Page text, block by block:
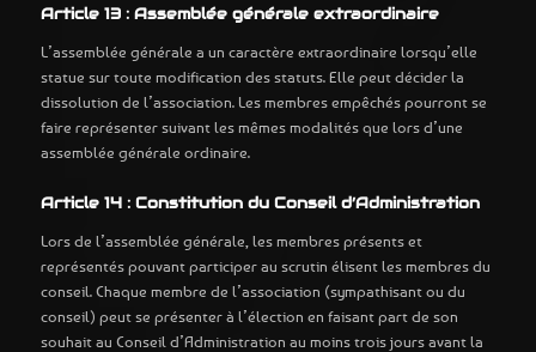
Article 13 : Assemblée générale extraordinaire
L’assemblée générale a un caractère extraordinaire lorsqu’elle
statue sur toute modification des statuts. Elle peut décider la
dissolution de l’association. Les membres empêchés pourront se
faire représenter suivant les mêmes modalités que lors d’une
assemblée générale ordinaire.
Article 14 : Constitution du Conseil d’Administration
Lors de l’assemblée générale, les membres présents et
représentés pouvant participer au scrutin élisent les membres du
conseil. Chaque membre de l’association (sympathisant ou du
conseil) peut se présenter à l’élection en faisant part de son
souhait au Conseil d’Administration au moins trois jours avant la